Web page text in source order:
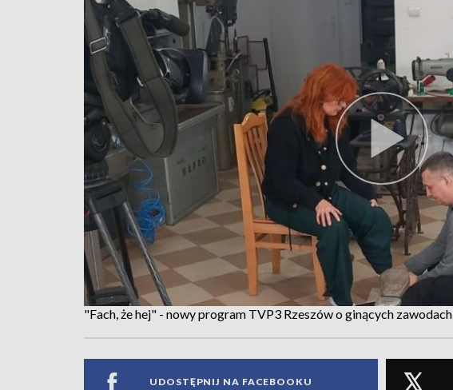
"Fach, że hej" - nowy program TVP3 Rzeszów o ginących zawodach
UDOSTĘPNIJ NA FACEBOOKU